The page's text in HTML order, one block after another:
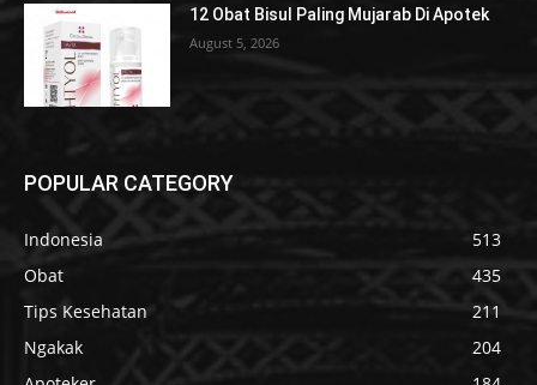
12 Obat Bisul Paling Mujarab Di Apotek
August 5, 2026
POPULAR CATEGORY
Indonesia
513
Obat
435
Tips Kesehatan
211
Ngakak
204